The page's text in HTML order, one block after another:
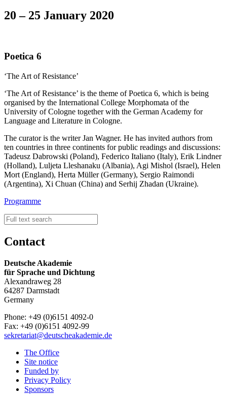
20 – 25 January 2020
Poetica 6
‘The Art of Resistance’
‘The Art of Resistance’ is the theme of Poetica 6, which is being
organised by the International College Morphomata of the
University of Cologne together with the German Academy for
Language and Literature in Cologne.
The curator is the writer Jan Wagner. He has invited authors from
ten countries in three continents for public readings and discussions:
Tadeusz Dabrowski (Poland), Federico Italiano (Italy), Erik Lindner
(Holland), Luljeta Lleshanaku (Albania), Agi Mishol (Israel), Helen
Mort (England), Herta Müller (Germany), Sergio Raimondi
(Argentina), Xi Chuan (China) and Serhij Zhadan (Ukraine).
Programme
Contact
Deutsche Akademie
für Sprache und Dichtung
Alexandraweg 28
64287 Darmstadt
Germany
Phone: +49 (0)6151 4092-0
Fax: +49 (0)6151 4092-99
sekretariat@deutscheakademie.de
The Office
Site notice
Funded by
Privacy Policy
Sponsors